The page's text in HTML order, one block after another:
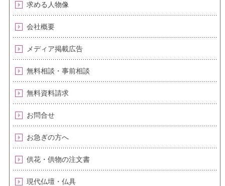
求める人物像
会社概要
メディア掲載広告
無料相談・事前相談
無料資料請求
お問合せ
お急ぎの方へ
供花・供物の注文書
現代仏壇・仏具